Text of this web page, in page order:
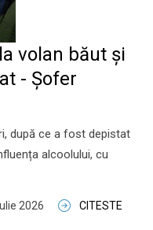
volan băut și
- Șofer
după ce a fost depistat
alcoolului, cu
2026 CITESTE